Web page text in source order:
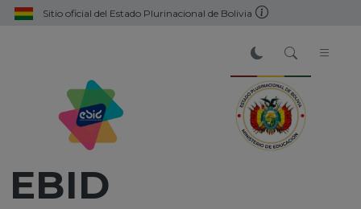
Sitio oficial del Estado Plurinacional de Bolivia
EBID